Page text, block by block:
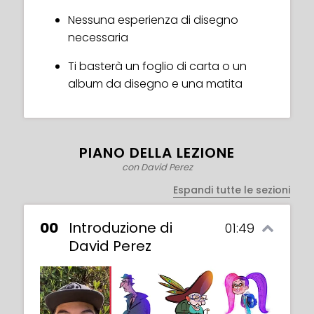
Nessuna esperienza di disegno
necessaria
Ti basterà un foglio di carta o un
album da disegno e una matita
PIANO DELLA LEZIONE
con David Perez
Espandi tutte le sezioni
00
Introduzione di
David Perez
01:49